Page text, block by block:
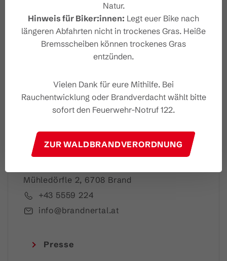
Dein Brandnertal Newslet
ter
Ich akzeptiere dieDatenschutzbestimmungen
Mühledörfle 2, 6708 Brand
+43 5559 224
info@brandnertal.at
Presse
Natur.
Hinweis für Biker:innen: Legt euer Bike nach
längeren Abfahrten nicht in trockenes Gras. Heiße
Bremsscheiben können trockenes Gras
entzünden.
Vielen Dank für eure Mithilfe. Bei
Rauchentwicklung oder Brandverdacht wählt bitte
sofort den Feuerwehr-Notruf 122.
ZUR WALDBRANDVERORDNUNG